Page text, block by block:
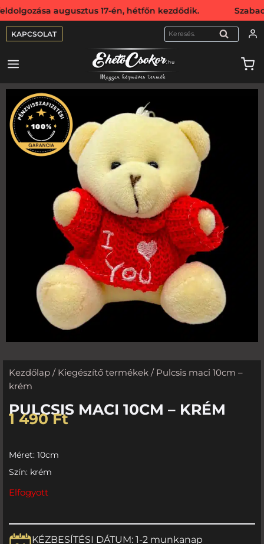
17-én, hétfőn kezdődik. Szabadság
KAPCSOLAT KERESÉS
Kezdőlap / Kiegészítő termékek / Pulcsis maci 10cm –
krém
PULCSIS MACI 10CM – KRÉM
1 490Ft
Méret: 10cm
Szín: krém
Elfogyott
KÉZBESÍTÉSI DÁTUM: 1-2 munkanap